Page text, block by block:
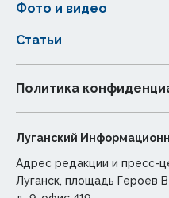
Статьи
Фото и видео
Политика
Луганский
Адрес редакции и пресс-
Луганск, площадь Героев